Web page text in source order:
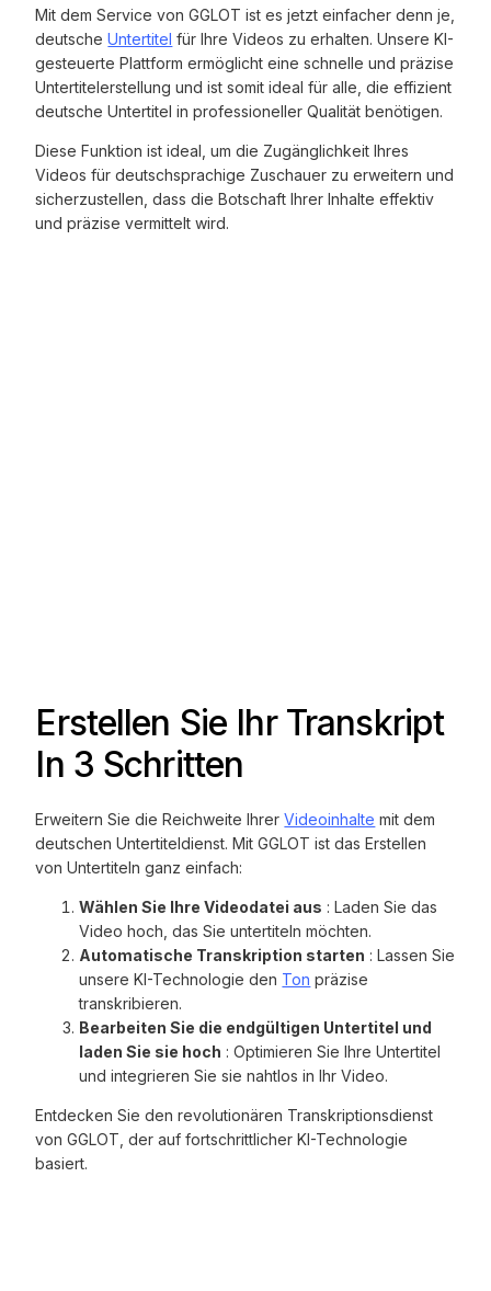
Mit dem Service von GGLOT ist es jetzt einfacher denn je,
deutscheUntertitel für Ihre Videos zu erhalten. Unsere KI-
gesteuerte Plattform ermöglicht eine schnelle und präzise
Untertitelerstellung und ist somit ideal für alle, die effizient
deutsche Untertitel in professioneller Qualität benötigen.
Diese Funktion ist ideal, um die Zugänglichkeit Ihres
Videos für deutschsprachige Zuschauer zu erweitern und
sicherzustellen, dass die Botschaft Ihrer Inhalte effektiv
und präzise vermittelt wird.
Erstellen Sie Ihr Transkript
In 3 Schritten
Erweitern Sie die Reichweite IhrerVideoinhalte mit dem
deutschen Untertiteldienst. Mit GGLOT ist das Erstellen
von Untertiteln ganz einfach:
Wählen Sie Ihre Videodatei aus : Laden Sie das
Video hoch, das Sie untertiteln möchten.
Automatische Transkription starten : Lassen Sie
unsere KI-Technologie den Ton präzise
transkribieren.
Bearbeiten Sie die endgültigen Untertitel und
laden Sie sie hoch : Optimieren Sie Ihre Untertitel
und integrieren Sie sie nahtlos in Ihr Video.
Entdecken Sie den revolutionären Transkriptionsdienst
von GGLOT, der auf fortschrittlicher KI-Technologie
basiert.